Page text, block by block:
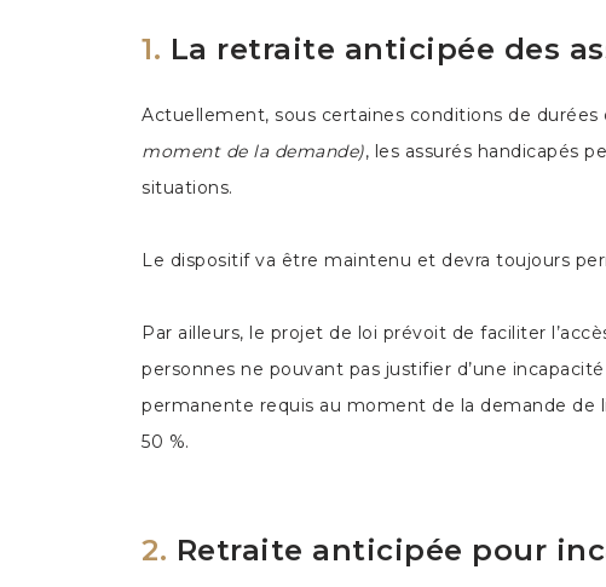
1. La retraite anticipée des
Actuellement, sous certaines conditions de
moment de la demande), les assurés handicapés
situations.
Le dispositif va être maintenu et devra toujours
Par ailleurs, le projet de loi prévoit de faciliter
personnes ne pouvant pas justifier d’une
permanente requis au moment de la demande de
50 %.
2. Retraite anticipée pour